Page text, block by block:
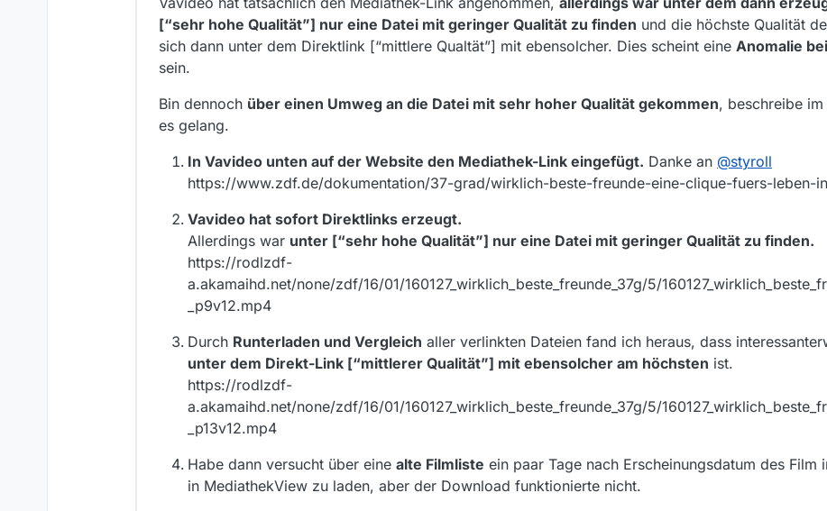
[“sehr hohe Qualität”] nur eine Datei mit geringer Qualität zu finden und die höchste Qualität
sich dann unter dem Direktlink [“mittlere Qualtät”] mit ebensolcher. Dies scheint eine Anomalie
sein.
Bin dennoch über einen Umweg an die Datei mit sehr hoher Qualität gekommen, beschreibe
es gelang.
In Vavideo unten auf der Website den Mediathek-Link eingefügt. Danke an @styroll
https://www.zdf.de/dokumentation/37-grad/wirklich-beste-freunde-eine-clique-fuers-leben-
Vavideo hat sofort Direktlinks erzeugt.
Allerdings war unter [“sehr hohe Qualität”] nur eine Datei mit geringer Qualität zu finden.
https://rodlzdf-
a.akamaihd.net/none/zdf/16/01/160127_wirklich_beste_freunde_37g/5/
_p9v12.mp4
Durch Runterladen und Vergleich aller verlinkten Dateien fand ich heraus, dass
unter dem Direkt-Link [“mittlerer Qualität”] mit ebensolcher am höchsten ist.
https://rodlzdf-
a.akamaihd.net/none/zdf/16/01/160127_wirklich_beste_freunde_37g/5/
_p13v12.mp4
Habe dann versucht über eine alte Filmliste ein paar Tage nach Erscheinungsdatum des Film
in MediathekView zu laden, aber der Download funktionierte nicht.